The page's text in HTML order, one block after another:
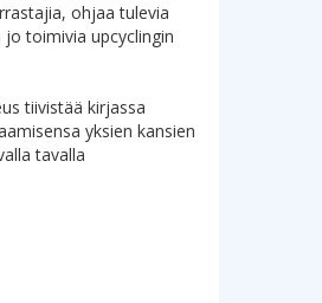
ohjaa tulevia
toimivia upcyclingin
tiivistää kirjassa
yksien kansien
tavalla